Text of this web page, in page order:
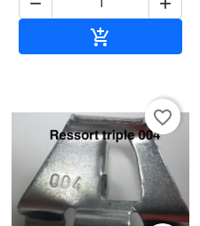

favorite_border